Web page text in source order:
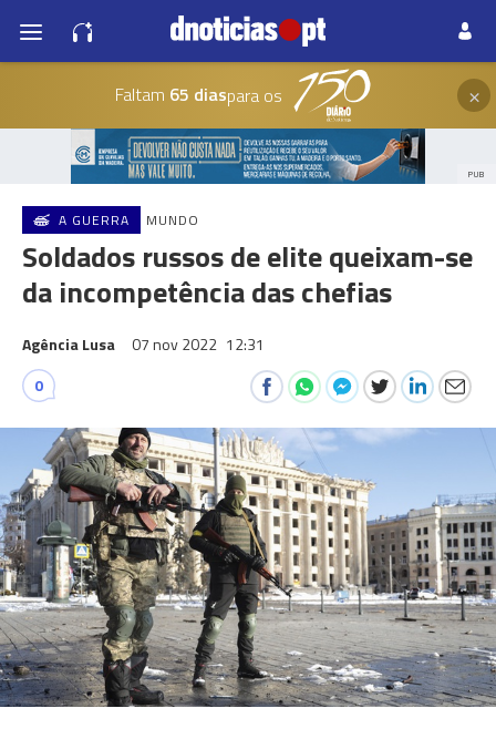
Faltam 65 diaspara os ×
PUB
A GUERRA MUNDO
Soldados russos de elite queixam-se
da incompetência das chefias
Agência Lusa 07 nov 2022 12:31
0